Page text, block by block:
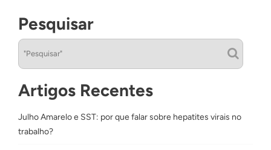
Pesquisar
Artigos Recentes
Julho Amarelo e SST: por que falar sobre hepatites virais no
trabalho?